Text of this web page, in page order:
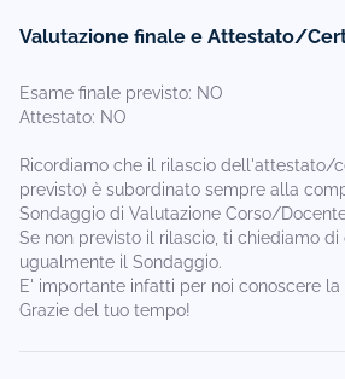
Valutazione finale e Attestato/
Esame finale previsto: NO
Attestato: NO
Ricordiamo che il rilascio dell'attestato/
previsto) è subordinato sempre alla
Sondaggio di Valutazione Corso/
Se non previsto il rilascio, ti chiediamo
ugualmente il Sondaggio.
E' importante infatti per noi conoscere la
Grazie del tuo tempo!